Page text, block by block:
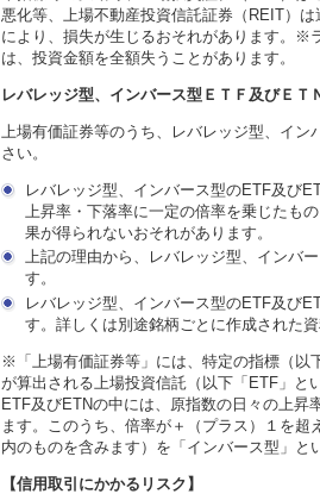
悪化等、上場不動産投資信託証券（REIT）
により、損失が生じるおそれがあります。※
は、投資金額を全額失うことがあります。
レバレッジ型、インバース型ＥＴＦ及びＥＴ
上場有価証券等のうち、レバレッジ型、イ
さい。
レバレッジ型、インバース型のETF及び
上昇率・下落率に一定の倍率を乗じたも
果が得られないおそれがあります。
上記の理由から、レバレッジ型、インバ
す。
レバレッジ型、インバース型のETF及び
す。詳しくは別途銘柄ごとに作成された
※「上場有価証券等」には、特定の指標（以
が算出される上場投資信託（以下「ETF」と
ETF及びETNの中には、原指数の日々の上
ます。このうち、倍率が＋（プラス）１を
内のものを含みます）を「インバース型」と
【信用取引にかかるリスク】